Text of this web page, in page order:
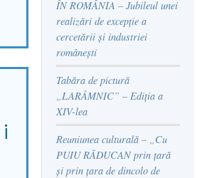
ÎN ROMÂNIA – Jubileul unei
realizări de excepție a
cercetării și industriei
românești
Tabăra de pictură
„LARÂMNIC” – Ediția a
XIV-lea
Reuniunea culturală – „Cu
PUIU RĂDUCAN prin țară
și prin țara de dincolo de